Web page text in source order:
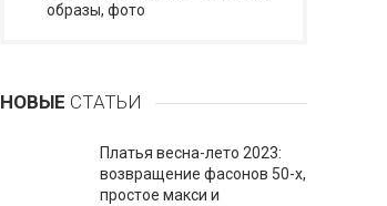
образы, фото
НОВЫЕ СТАТЬИ
Платья весна-лето 2023:
возвращение фасонов 50-х,
простое макси и